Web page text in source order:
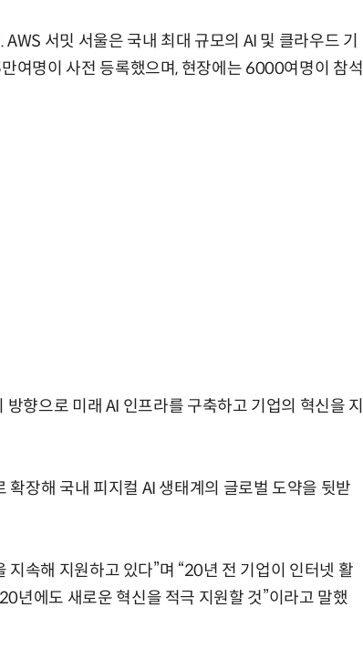
서밋 서울은 국내 최대 규모의 AI 및 클라우드 기
여명이 사전 등록했으며, 현장에는 6000여명이 참석
으로 미래 AI 인프라를 구축하고 기업의 혁신을 지
장해 국내 피지컬 AI 생태계의 글로벌 도약을 뒷받
지속해 지원하고 있다”며 “20년 전 기업이 인터넷 활
년에도 새로운 혁신을 적극 지원할 것”이라고 말했